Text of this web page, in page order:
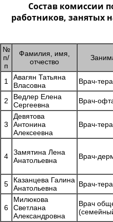
Состав комиссии
работников, занятых
№
п/
п
Фамилия, имя,
отчество
1
Авагян Татьяна
Власовна
Врач-
2
Ведлер Елена
Сергеевна
Врач-
3
Девятова
Антонина
Алексеевна
Врач-
4
Замятина Лена
Анатольевна
Врач-
5
Казанцева Галина
Анатольевна
Врач-
6
Милюкова
Светлана
Александровна
Врач